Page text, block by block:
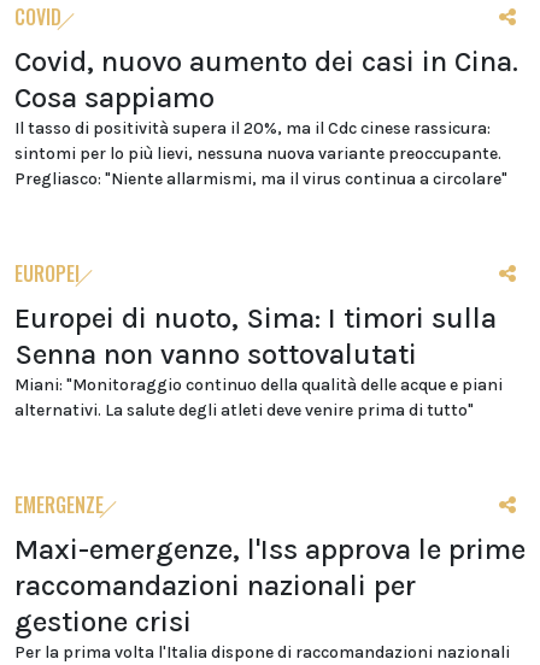
COVID
Covid, nuovo aumento dei casi in Cina.
Cosa sappiamo
Il tasso di positività supera il 20%, ma il Cdc cinese rassicura:
sintomi per lo più lievi, nessuna nuova variante preoccupante.
Pregliasco: "Niente allarmismi, ma il virus continua a circolare"
EUROPEI
Europei di nuoto, Sima: I timori sulla
Senna non vanno sottovalutati
Miani: "Monitoraggio continuo della qualità delle acque e piani
alternativi. La salute degli atleti deve venire prima di tutto"
EMERGENZE
Maxi-emergenze, l'Iss approva le prime
raccomandazioni nazionali per
gestione crisi
Per la prima volta l'Italia dispone di raccomandazioni nazionali